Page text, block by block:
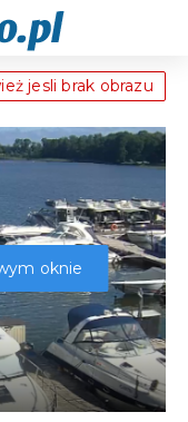
jesli brak obrazu
oknie